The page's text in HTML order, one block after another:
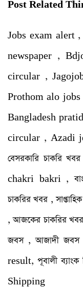
Post Related
Jobs exam alert
newspaper ,
circular ,
Prothom alo
Bangladesh
circular , Azadi
বেসরকারি চাকরি
chakri bakri ,
চাকরির খবর ,
, আজকের চাকরির
জবস , আজাদী
result, পূবালী
Shipping